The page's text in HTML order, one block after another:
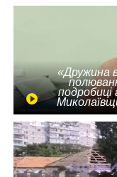
«Дружина